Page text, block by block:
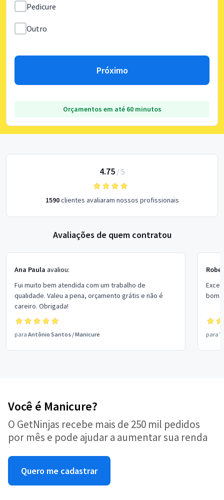
Pedicure
Outro
Próximo
Orçamentos em até 60 minutos
4.75/ 5
1590clientes avaliaram nossos profissionais
Avaliações de quem contratou
Ana Paula avaliou:
Fui muito bem atendida com um trabalho de
qualidade. Valeu a pena, orçamento grátis e não é
careiro. Obrigada!
para Antônio Santos /Manicure
bom
para
Você é Manicure?
O GetNinjas recebe mais de 250 mil pedidos
por mês e pode ajudar a aumentar sua renda
Quero me cadastrar